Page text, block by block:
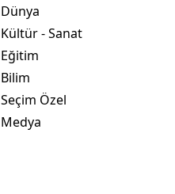
Dünya
Kültür - Sanat
Eğitim
Bilim
Seçim Özel
Medya